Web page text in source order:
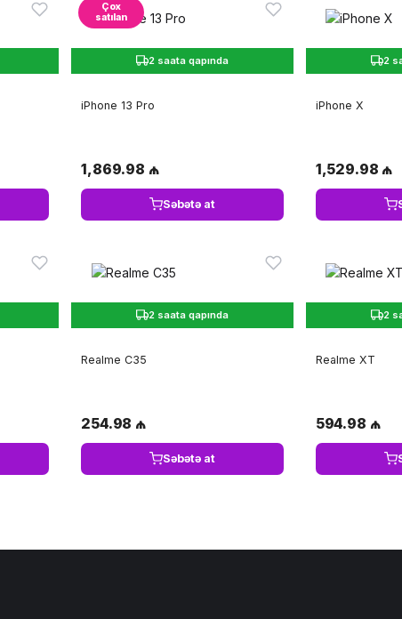
Çox
satılan
2 saata qapında
iPhone 13 Pro
1,869.98 ₼
Səbətə at
2
iPhone X
1,529.98 ₼
2 saata qapında
Realme C35
254.98 ₼
Səbətə at
2
Realme XT
594.98 ₼